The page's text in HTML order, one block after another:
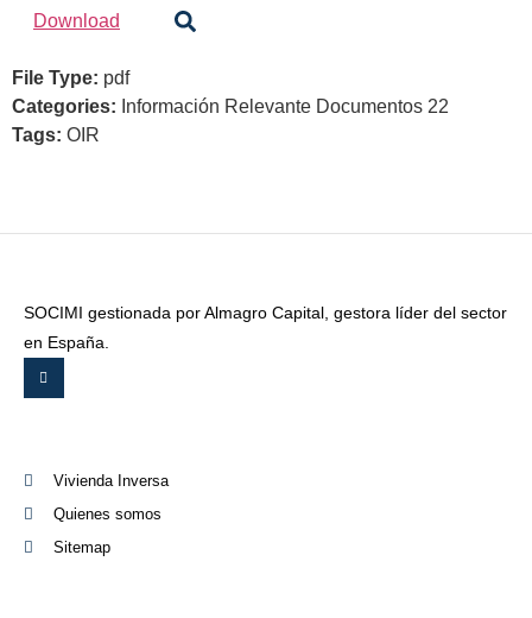
Download
File Type: pdf
Categories: Información Relevante Documentos 22
Tags: OIR
SOCIMI gestionada por Almagro Capital, gestora líder del sector
en España.
Vivienda Inversa
Quienes somos
Sitemap